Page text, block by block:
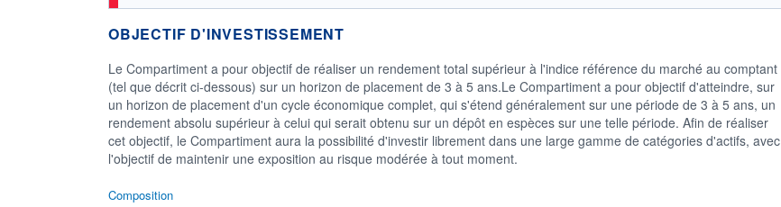
OBJECTIF D'INVESTISSEMENT
Le Compartiment a pour objectif de réaliser un rendement total supérieur à l'indice référence du marché au comptant
(tel que décrit ci-dessous) sur un horizon de placement de 3 à 5 ans.Le Compartiment a pour objectif d'atteindre, sur
un horizon de placement d'un cycle économique complet, qui s'étend généralement sur une période de 3 à 5 ans, un
rendement absolu supérieur à celui qui serait obtenu sur un dépôt en espèces sur une telle période. Afin de réaliser
cet objectif, le Compartiment aura la possibilité d'investir librement dans une large gamme de catégories d'actifs, avec
l'objectif de maintenir une exposition au risque modérée à tout moment.
Composition